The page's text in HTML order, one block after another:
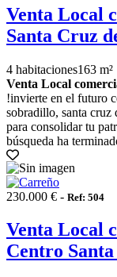
Venta Local
Santa Cruz
4 habitaciones163 m²
Venta Local
!invierte en el futuro
sobradillo, santa cruz
para consolidar tu
búsqueda ha
230.000 € - Ref: 504
Venta Local
Centro